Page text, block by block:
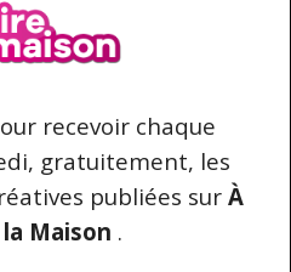
CONTACT
DROIT D'AUTEUR
© 2021 TOUS DROITS